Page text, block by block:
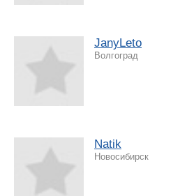
JanyLeto
Волгоград
Natik
Новосибирск